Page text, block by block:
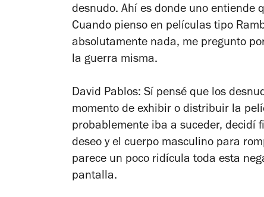
desnudo. Ahí es donde uno entiende
Cuando pienso en películas tipo
absolutamente nada, me pregunto
la guerra misma.
David Pablos: Sí pensé que los
momento de exhibir o distribuir la
probablemente iba a suceder, decidí
deseo y el cuerpo masculino para
parece un poco ridícula toda esta
pantalla.